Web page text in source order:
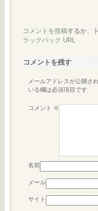
コメントを投稿するか、
ラックバック URL
コメントを残す
メールアドレスが公開さ
いる欄は必須項目です
コメント ※
名前
メール
サイト